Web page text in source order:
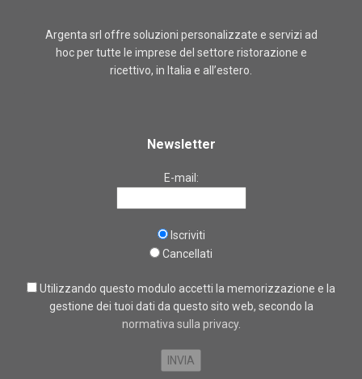
Argenta srl offre soluzioni personalizzate e servizi ad
hoc per tutte le imprese del settore ristorazione e
ricettivo, in Italia e all’estero.
Newsletter
E-mail:
Iscriviti
Cancellati
Utilizzando questo modulo accetti la memorizzazione e la
gestione dei tuoi dati da questo sito web, secondo la
normativa sulla privacy.